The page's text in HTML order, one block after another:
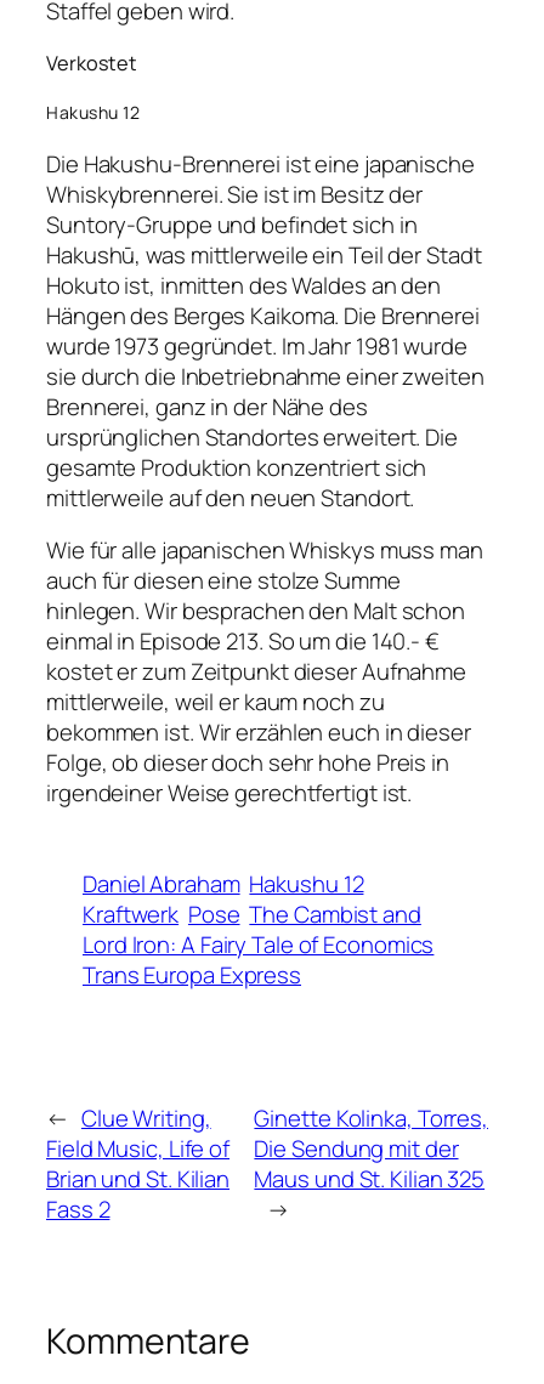
Staffel geben wird.
Verkostet
Hakushu 12
Die Hakushu-Brennerei ist eine japanische
Whiskybrennerei. Sie ist im Besitz der
Suntory-Gruppe und befindet sich in
Hakushū, was mittlerweile ein Teil der Stadt
Hokuto ist, inmitten des Waldes an den
Hängen des Berges Kaikoma. Die Brennerei
wurde 1973 gegründet. Im Jahr 1981 wurde
sie durch die Inbetriebnahme einer zweiten
Brennerei, ganz in der Nähe des
ursprünglichen Standortes erweitert. Die
gesamte Produktion konzentriert sich
mittlerweile auf den neuen Standort.
Wie für alle japanischen Whiskys muss man
auch für diesen eine stolze Summe
hinlegen. Wir besprachen den Malt schon
einmal in Episode 213. So um die 140.- €
kostet er zum Zeitpunkt dieser Aufnahme
mittlerweile, weil er kaum noch zu
bekommen ist. Wir erzählen euch in dieser
Folge, ob dieser doch sehr hohe Preis in
irgendeiner Weise gerechtfertigt ist.
Daniel Abraham Hakushu 12
Kraftwerk Pose The Cambist and
Lord Iron: A Fairy Tale of Economics
Trans Europa Express
← Clue Writing,
Field Music, Life of
Brian und St. Kilian
Fass 2
Ginette Kolinka, Torres,
Die Sendung mit der
Maus und St. Kilian 325
→
Kommentare